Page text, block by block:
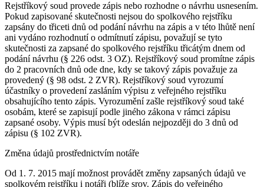
Rejstříkový soud provede zápis nebo rozhodne o návrhu usnesením.
Pokud zapisované skutečnosti nejsou do spolkového rejstříku
zapsány do třiceti dnů od podání návrhu na zápis a v této lhůtě není
ani vydáno rozhodnutí o odmítnutí zápisu, považují se tyto
skutečnosti za zapsané do spolkového rejstříku třicátým dnem od
podání návrhu (§ 226 odst. 3 OZ). Rejstříkový soud promítne zápis
do 2 pracovních dnů ode dne, kdy se takový zápis považuje za
provedený (§ 98 odst. 2 ZVR). Rejstříkový soud vyrozumí
účastníky o provedení zasláním výpisu z veřejného rejstříku
obsahujícího tento zápis. Vyrozumění zašle rejstříkový soud také
osobám, které se zapisují podle jiného zákona v rámci zápisu
zapsané osoby. Výpis musí být odeslán nejpozději do 3 dnů od
zápisu (§ 102 ZVR).
Změna údajů prostřednictvím notáře
Od 1. 7. 2015 mají možnost provádět změny zapsaných údajů ve
spolkovém rejstříku i notáři (blíže srov. Zápis do veřejného